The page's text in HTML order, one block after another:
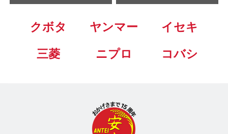
クボタ ヤンマー
イセキ
三菱
ニプロ コバシ